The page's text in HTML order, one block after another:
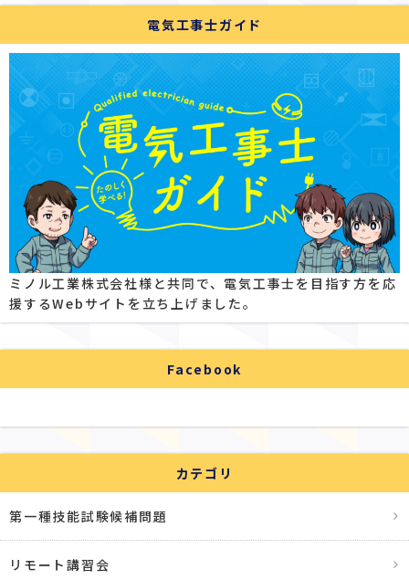
電気工事士ガイド
ミノル工業株式会社様と共同で、電気工事士を目指す方を応
援するWebサイトを立ち上げました。
Facebook
カテゴリ
第一種技能試験候補問題
リモート講習会